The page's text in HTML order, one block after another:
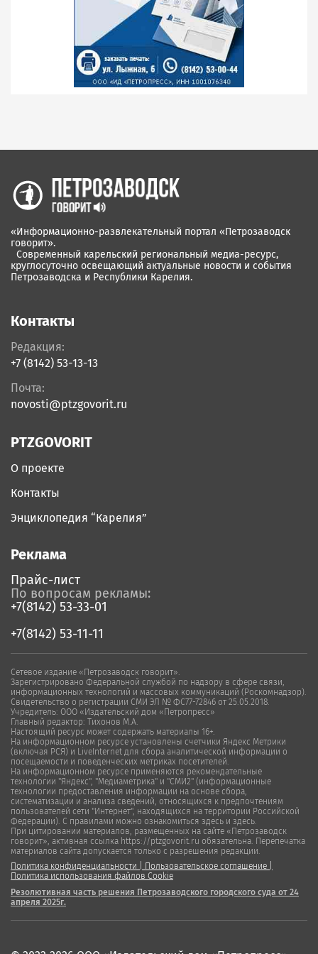
«Информационно-развлекательный портал «Петрозаводск
говорит».
Современный карельский региональный медиа-ресурс,
круглосуточно освещающий актуальные новости и события
Петрозаводска и Республики Карелия.
Контакты
Редакция:
+7 (8142) 53-13-13
Почта:
novosti@ptzgovorit.ru
PTZGOVORIT
О проекте
Контакты
Энциклопедия “Карелия”
Реклама
Прайс-лист
По вопросам рекламы:
+7(8142) 53-33-01
+7(8142) 53-11-11
Сетевое издание «Петрозаводск говорит».
Зарегистрировано Федеральной службой по надзору в сфере связи,
информационных технологий и массовых коммуникаций (Роскомнадзор).
Свидетельство о регистрации СМИ ЭЛ № ФС77-72846 от 25.05.2018.
Учредитель: ООО «Издательский дом «Петропресс»
Главный редактор: Тихонов М.А.
Настоящий ресурс может содержать материалы 16+.
На информационном ресурсе установлены счетчики Яндекс Метрики
(включая РСЯ) и LiveInternet для сбора аналитической информации о
посещаемости и поведенческих метриках посетителей.
На информационном ресурсе применяются рекомендательные
технологии "Яндекс", "Медиаметрика" и "СМИ2" (информационные
технологии предоставления информации на основе сбора,
систематизации и анализа сведений, относящихся к предпочтениям
пользователей сети "Интернет", находящихся на территории Российской
Федерации). С правилами можно ознакомиться здесь и здесь.
При цитировании материалов, размещенных на сайте «Петрозаводск
говорит», активная ссылка https://ptzgovorit.ru обязательна. Перепечатка
материалов сайта допускается только с разрешения редакции.
Политика конфиденциальности
Пользовательское соглашение
Политика использования файлов Cookie
Резолютивная часть решения Петрозаводского городского суда от 24
апреля 2025г.